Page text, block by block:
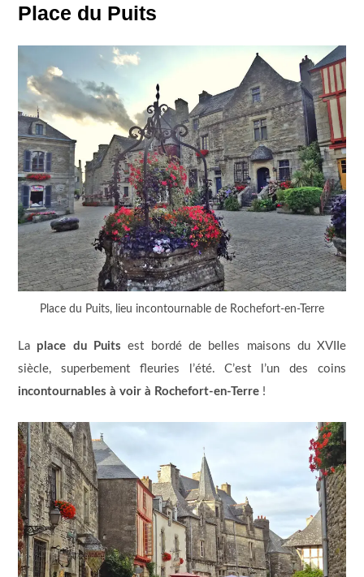
Place du Puits
Place du Puits, lieu incontournable de Rochefort-en-Terre
La place du Puits est bordé de belles maisons du XVIIe
siècle, superbement fleuries l’été. C’est l’un des coins
incontournables à voir à Rochefort-en-Terre!